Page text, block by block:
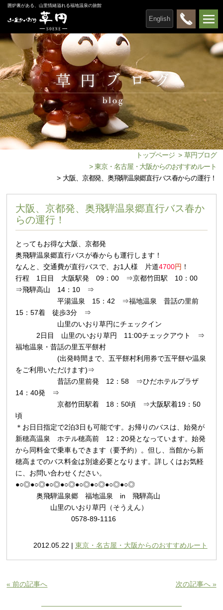
囲炉裏がある、山里情緒溢れる福地温泉の旅館
English
トップページ > 草円ブログ
> 東京・名古屋・大阪からのおすすめルート
> 大阪、京都発、奥飛騨温泉郷直行バス春からの運行！
大阪、京都発、奥飛騨温泉郷直行バス春か
らの運行！
とってもお得な大阪、京都発
奥飛騨温泉郷直行バスが春からも運行します！
なんと、交通費が直行バスで、お1人様 片道4700円 ！
行程 1日目 大阪駅発 09：00 ⇒京都竹田駅 10：00
⇒飛騨高山 14：10 ⇒
平湯温泉 15：42 ⇒福地温泉 昔話の里前
15：57着 徒歩3分 ⇒
山里のいおり草円にチェックイン
2日目 山里のいおり草円 11:00チェックアウト ⇒
福地温泉・昔話の里五平餅村
(出発時間まで、五平餅村利用券で五平餅や温泉
をご利用いただけます)⇒
昔話の里前発 12：58 ⇒ひだホテルプラザ
14：40発 ⇒
京都竹田駅着 18：50頃 ⇒大阪駅着19：50
頃
＊お日日指定で2泊3日も可能です。お帰りのバスは、始発が
新穂高温泉 ホテル穂高前 12：20発となっています。始発
から同料金で乗車もできます（要予約）。但し、当館から新
穂高までのバス料金は別途必要となります。詳しくはお気軽
に、お問い合わせください。
●○◎●○◎●○◎●○◎●○◎●○◎●○◎●○◎
奥飛騨温泉郷 福地温泉 in 飛騨高山
山里のいおり草円（そうえん）
0578-89-1116
2012.05.22 | 東京・名古屋・大阪からのおすすめルート
« 前の記事へ 次の記事へ »